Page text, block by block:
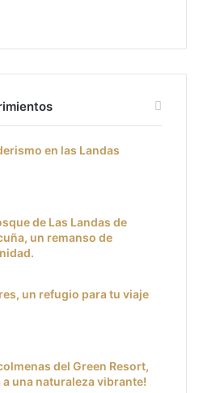
en las Landas
de Las Landas de
un remanso de
un refugio para tu viaje
del Green Resort,
a una naturaleza vibrante!